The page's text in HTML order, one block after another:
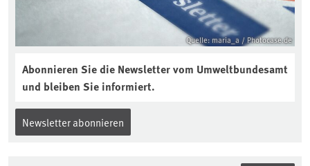
Quelle: maria_a / Photocase.de
Abonnieren Sie die Newsletter vom Umweltbundesamt
und bleiben Sie informiert.
Newsletter abonnieren